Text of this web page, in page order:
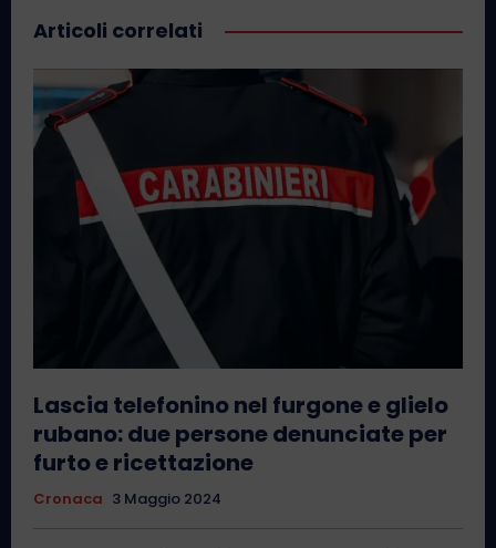
Articoli correlati
Lascia telefonino nel furgone e glielo
rubano: due persone denunciate per
furto e ricettazione
Cronaca 3 Maggio 2024